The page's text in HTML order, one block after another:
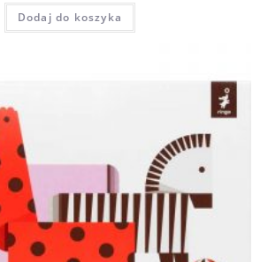
Dodaj do koszyka